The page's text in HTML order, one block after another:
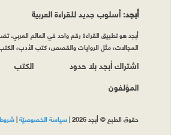
أبجد: أسلوب جديد للقراءة العربية
أبجد هو تطبيق القراءة رقم واحد في العالم العربي.
المجالات، مثل الروايات والقصص، كتب الأدب، الكتب
اشتراك أبجد بلا حدود
المؤلفون
الكتب
حقوق الطبع © أبجد 2026 |سياسة الخصوصيّة|